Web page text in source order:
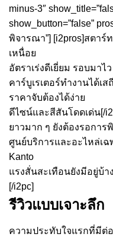
minus-3″
show_button=”false”
พิจารณา”] [i2pros]สตา
เหนื่อย
อัตราเร่งดีเยี่ยม รอบมาไว
คาร์บูเรเตอร์ทำงานได้เ
ราคาจับต้องได้ง่าย
ดีไซน์และสีสันโดดเด่น[/
ยาวมาก ๆ ยังต้องรอการ
ศูนย์บริการและอะไหล่เฉ
Kanto
แรงสั่นสะเทือนยังมีอยู่บ้า
[/i2pc]
รีวิวแบบเจาะลึก
ความประทับใจแรกที่มีต่